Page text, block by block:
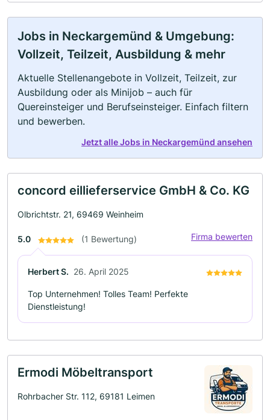
Jobs in Neckargemünd & Umgebung:
Vollzeit, Teilzeit, Ausbildung & mehr
Aktuelle Stellenangebote in Vollzeit, Teilzeit, zur
Ausbildung oder als Minijob – auch für
Quereinsteiger und Berufseinsteiger. Einfach filtern
und bewerben.
Jetzt alle Jobs in Neckargemünd ansehen
concord eillieferservice GmbH & Co. KG
Olbrichtstr. 21, 69469 Weinheim
5.0 (1 Bewertung) Firma bewerten
Herbert S. 26. April 2025
Top Unternehmen! Tolles Team! Perfekte
Dienstleistung!
Ermodi Möbeltransport
Rohrbacher Str. 112, 69181 Leimen